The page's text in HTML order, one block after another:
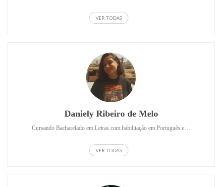
VER TODAS
Daniely Ribeiro de Melo
Cursando Bacharelado em Letras com habilitação em Português e…
VER TODAS